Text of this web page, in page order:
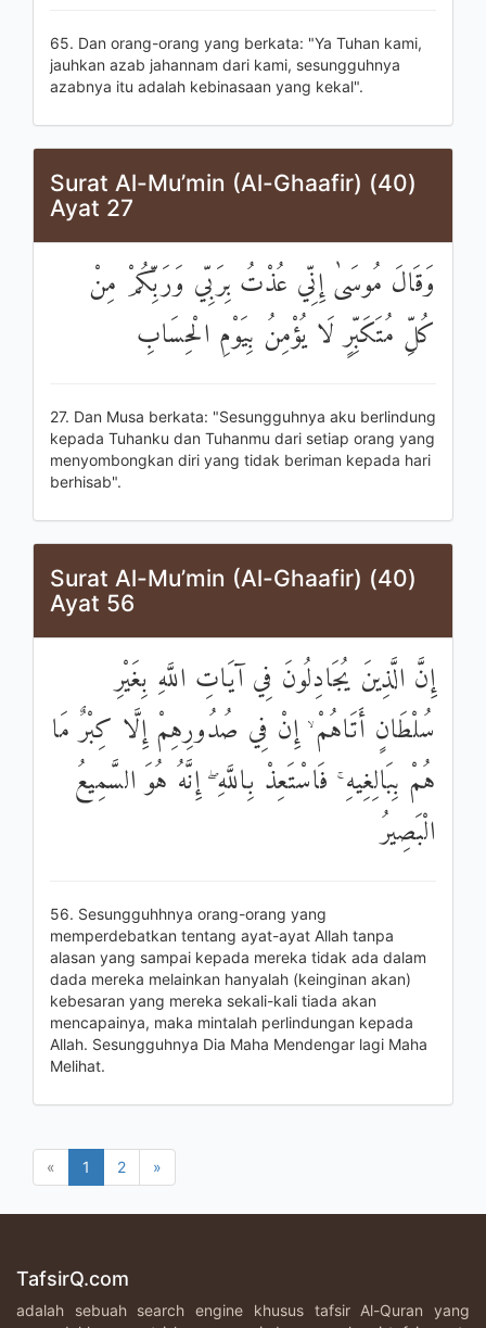
65. Dan orang-orang yang berkata: "Ya Tuhan kami,
jauhkan azab jahannam dari kami, sesungguhnya
azabnya itu adalah kebinasaan yang kekal".
Surat Al-Mu’min (Al-Ghaafir) (40)
Ayat 27
وَقَالَ مُوسَىٰ إِنِّي عُذْتُ بِرَبِّي وَرَبِّكُمْ مِنْ
كُلِّ مُتَكَبِّرٍ لَا يُؤْمِنُ بِيَوْمِ الْحِسَابِ
27. Dan Musa berkata: "Sesungguhnya aku berlindung
kepada Tuhanku dan Tuhanmu dari setiap orang yang
menyombongkan diri yang tidak beriman kepada hari
berhisab".
Surat Al-Mu’min (Al-Ghaafir) (40)
Ayat 56
إِنَّ الَّذِينَ يُجَادِلُونَ فِي آيَاتِ اللَّهِ بِغَيْرِ
سُلْطَانٍ أَتَاهُمْ ۙ إِنْ فِي صُدُورِهِمْ إِلَّا كِبْرٌ مَا
هُمْ بِبَالِغِيهِ ۚ فَاسْتَعِذْ بِاللَّهِ ۖ إِنَّهُ هُوَ السَّمِيعُ
الْبَصِيرُ
56. Sesungguhhnya orang-orang yang
memperdebatkan tentang ayat-ayat Allah tanpa
alasan yang sampai kepada mereka tidak ada dalam
dada mereka melainkan hanyalah (keinginan akan)
kebesaran yang mereka sekali-kali tiada akan
mencapainya, maka mintalah perlindungan kepada
Allah. Sesungguhnya Dia Maha Mendengar lagi Maha
Melihat.
« 1 2 »
TafsirQ.com
adalah sebuah search engine khusus tafsir Al-Quran yang